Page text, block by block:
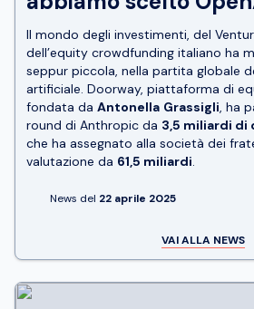
Il mondo degli investimenti, del
dell’equity crowdfunding italiano ha
seppur piccola, nella partita globale
artificiale. Doorway, piattaforma di
fondata da Antonella Grassigli, ha
round di Anthropic da 3,5 miliardi di
che ha assegnato alla società dei
valutazione da 61,5 miliardi.
News del 22 aprile 2025
VAI ALLA NEWS